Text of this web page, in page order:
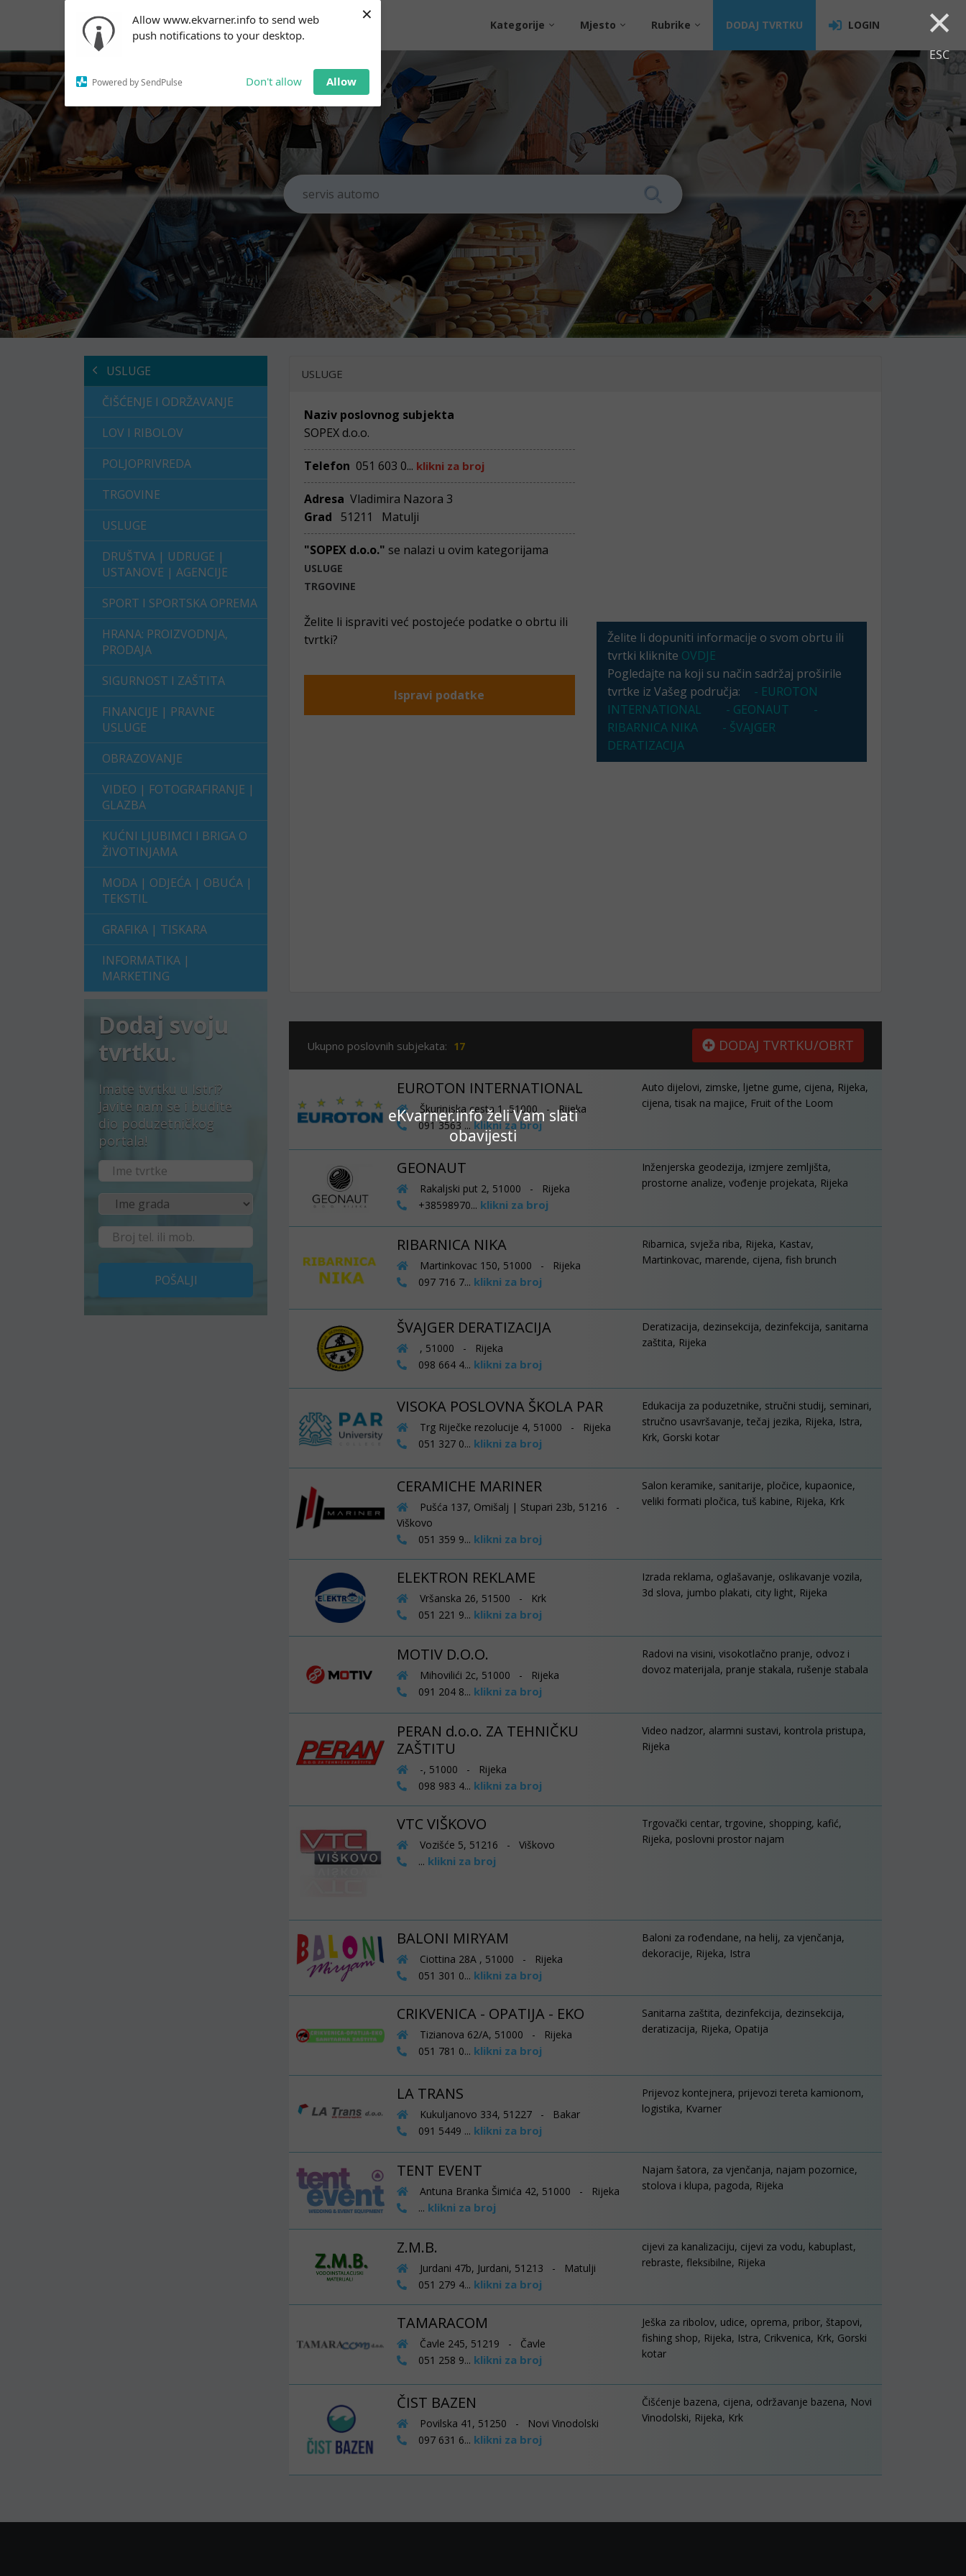
Allow www.ekvarner.info to send web
push notifications to your desktop.
Powered by SendPulse Don't allow Allow
× ×
ESC
eKvarner.info želi Vam slati
obavijesti
notifications!
To enable permission prompts, click
on the notification icon
Kategorije Mjesto Rubrike DODAJ TVRTKU LOGIN
USLUGE
ČIŠĆENJE I ODRŽAVANJE
LOV I RIBOLOV
POLJOPRIVREDA
TRGOVINE
USLUGE
DRUŠTVA | UDRUGE |
USTANOVE | AGENCIJE
SPORT I SPORTSKA OPREMA
HRANA: PROIZVODNJA,
PRODAJA
SIGURNOST I ZAŠTITA
FINANCIJE | PRAVNE
USLUGE
OBRAZOVANJE
VIDEO | FOTOGRAFIRANJE |
GLAZBA
KUĆNI LJUBIMCI I BRIGA O
ŽIVOTINJAMA
MODA | ODJEĆA | OBUĆA |
TEKSTIL
GRAFIKA | TISKARA
INFORMATIKA |
MARKETING
Dodaj svoju
tvrtku.
Imate tvrtku u Istri?
Javite nam se i budite
dio poduzetničkog
portala!
POŠALJI
USLUGE
Naziv poslovnog subjekta
SOPEX d.o.o.
Telefon 051 603 0... klikni za broj
Adresa Vladimira Nazora 3
Grad
51211 Matulji
"SOPEX d.o.o." se nalazi u ovim kategorijama
USLUGE
TRGOVINE
Želite li ispraviti već postojeće podatke o obrtu ili
tvrtki?
Ispravi podatke
Želite li dopuniti informacije o svom obrtu ili
tvrtki kliknite OVDJE
Pogledajte na koji su način sadržaj proširile
tvrtke iz Vašeg područja:
- EUROTON
INTERNATIONAL
- GEONAUT
-
RIBARNICA NIKA
- ŠVAJGER
DERATIZACIJA
Ukupno poslovnih subjekata: 17 DODAJ TVRTKU/OBRT
EUROTON INTERNATIONAL
Škurinjska cesta 1, 51000 - Rijeka
091 3563 ... klikni za broj
Auto dijelovi, zimske, ljetne gume, cijena, Rijeka,
cijena, tisak na majice, Fruit of the Loom
GEONAUT
Rakaljski put 2, 51000 - Rijeka
+38598970... klikni za broj
Inženjerska geodezija, izmjere zemljišta,
prostorne analize, vođenje projekata, Rijeka
RIBARNICA NIKA
Martinkovac 150, 51000 - Rijeka
097 716 7... klikni za broj
Ribarnica, svježa riba, Rijeka, Kastav,
Martinkovac, marende, cijena, fish brunch
ŠVAJGER DERATIZACIJA
, 51000 - Rijeka
098 664 4... klikni za broj
Deratizacija, dezinsekcija, dezinfekcija, sanitarna
zaštita, Rijeka
VISOKA POSLOVNA ŠKOLA PAR
Trg Riječke rezolucije 4, 51000 - Rijeka
051 327 0... klikni za broj
Edukacija za poduzetnike, stručni studij, seminari,
stručno usavršavanje, tečaj jezika, Rijeka, Istra,
Krk, Gorski kotar
CERAMICHE MARINER
Pušća 137, Omišalj | Stupari 23b, 51216 -
Viškovo
051 359 9... klikni za broj
Salon keramike, sanitarije, pločice, kupaonice,
veliki formati pločica, tuš kabine, Rijeka, Krk
ELEKTRON REKLAME
Vršanska 26, 51500 - Krk
051 221 9... klikni za broj
Izrada reklama, oglašavanje, oslikavanje vozila,
3d slova, jumbo plakati, city light, Rijeka
MOTIV D.O.O.
Mihovilići 2c, 51000 - Rijeka
091 204 8... klikni za broj
Radovi na visini, visokotlačno pranje, odvoz i
dovoz materijala, pranje stakala, rušenje stabala
PERAN d.o.o. ZA TEHNIČKU
ZAŠTITU
-, 51000 - Rijeka
098 983 4... klikni za broj
Video nadzor, alarmni sustavi, kontrola pristupa,
Rijeka
VTC VIŠKOVO
Vozišće 5, 51216 - Viškovo
... klikni za broj
Trgovački centar, trgovine, shopping, kafić,
Rijeka, poslovni prostor najam
BALONI MIRYAM
Ciottina 28A , 51000 - Rijeka
051 301 0... klikni za broj
Baloni za rođendane, na helij, za vjenčanja,
dekoracije, Rijeka, Istra
CRIKVENICA - OPATIJA - EKO
Tizianova 62/A, 51000 - Rijeka
051 781 0... klikni za broj
Sanitarna zaštita, dezinfekcija, dezinsekcija,
deratizacija, Rijeka, Opatija
LA TRANS
Kukuljanovo 334, 51227 - Bakar
091 5449 ... klikni za broj
Prijevoz kontejnera, prijevozi tereta kamionom,
logistika, Kvarner
TENT EVENT
Antuna Branka Šimića 42, 51000 - Rijeka
... klikni za broj
Najam šatora, za vjenčanja, najam pozornice,
stolova i klupa, pagoda, Rijeka
Z.M.B.
Jurdani 47b, Jurdani, 51213 - Matulji
051 279 4... klikni za broj
cijevi za kanalizaciju, cijevi za vodu, kabuplast,
rebraste, fleksibilne, Rijeka
TAMARACOM
Čavle 245, 51219 - Čavle
051 258 9... klikni za broj
Ješka za ribolov, udice, oprema, pribor, štapovi,
fishing shop, Rijeka, Istra, Crikvenica, Krk, Gorski
kotar
ČIST BAZEN
Povilska 41, 51250 - Novi Vinodolski
097 631 6... klikni za broj
Čišćenje bazena, cijena, održavanje bazena, Novi
Vinodolski, Rijeka, Krk